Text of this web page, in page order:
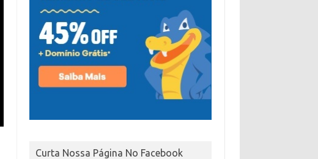
Curta Nossa Página No Facebook